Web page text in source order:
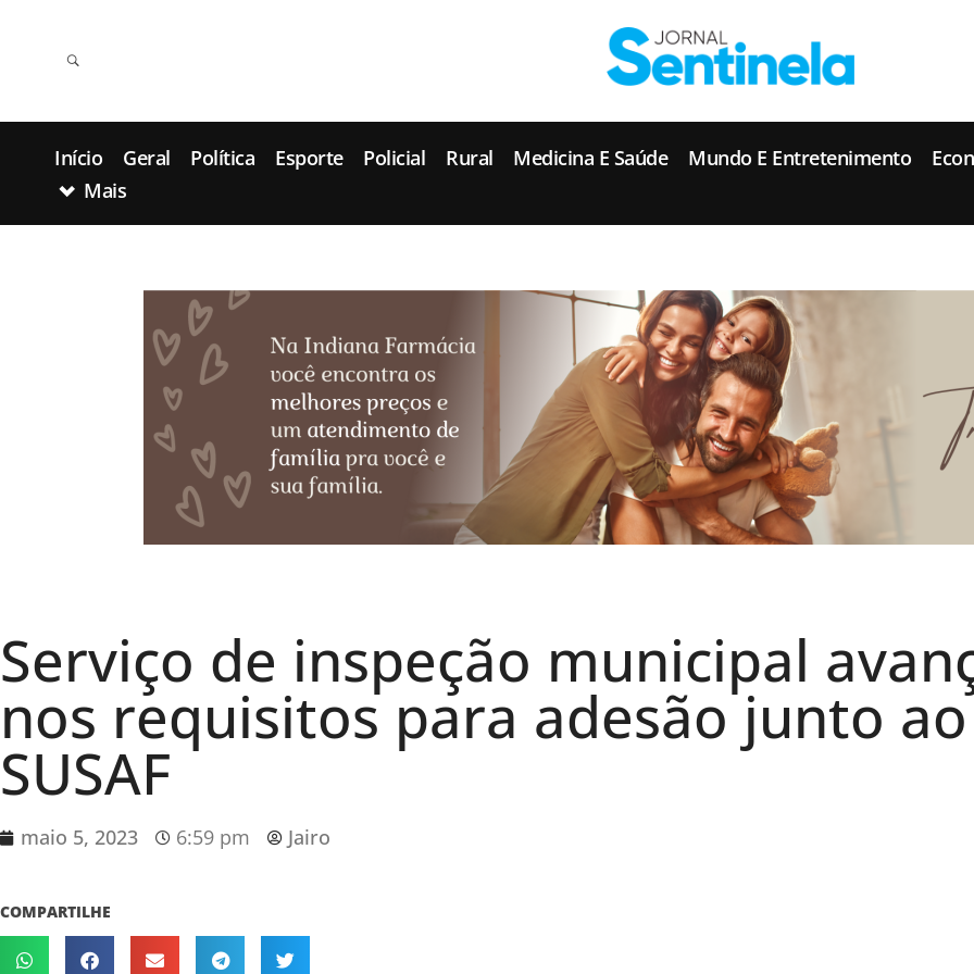
Início Geral Política Esporte Policial Rural Medicina E Saúde Mundo E Entretenimento
Mais
Serviço de inspeção municipal
nos requisitos para adesão junto ao
SUSAF
maio 5, 2023 6:59 pm Jairo
COMPARTILHE